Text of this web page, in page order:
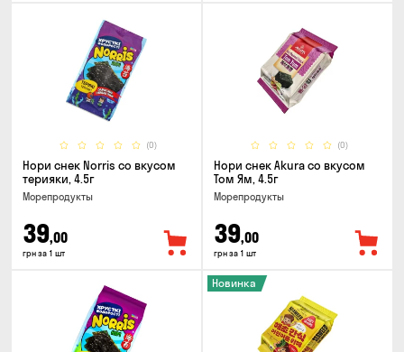
(0)
Нори снек Norris со вкусом
терияки, 4.5г
Морепродукты
39,00
грн за 1 шт
(0)
Нори снек Akura со вкусом
Том Ям, 4.5г
Морепродукты
39,00
грн за 1 шт
Новинка